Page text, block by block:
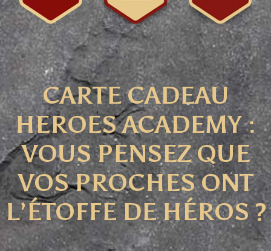
CARTE CADEAU
HEROES ACADEMY :
VOUS PENSEZ QUE
VOS PROCHES ONT
L’ÉTOFFE DE HÉROS ?